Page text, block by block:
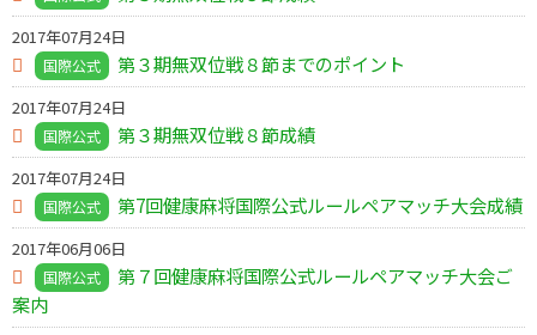
2017年07月24日
国際公式 第３期無双位戦８節までのポイント
2017年07月24日
国際公式 第３期無双位戦８節成績
2017年07月24日
国際公式 第7回健康麻将国際公式ルールペアマッチ大会成績
2017年06月06日
国際公式
第７回健康麻将国際公式ルールペアマッチ大会ご
案内